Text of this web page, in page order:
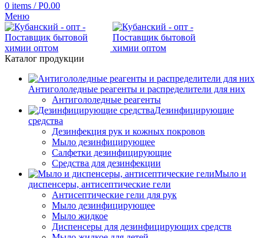
0 items / Р0.00
Меню
Каталог продукции
Антигололедные реагенты и распределители для них
Антигололедные реагенты
Дезинфицирующие
средства
Дезинфекция рук и кожных покровов
Мыло дезинфицирующее
Салфетки дезинфицирующие
Средства для дезинфекции
Мыло и
диспенсеры, антисептические гели
Антисептические гели для рук
Мыло дезинфицирующее
Мыло жидкое
Диспенсеры для дезинфицирующих средств